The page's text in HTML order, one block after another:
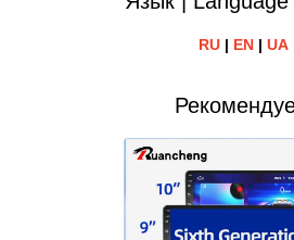
RU| EN| UA